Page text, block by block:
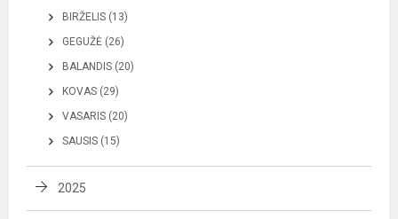
BIRŽELIS (13)
GEGUŽĖ (26)
BALANDIS (20)
KOVAS (29)
VASARIS (20)
SAUSIS (15)
2025